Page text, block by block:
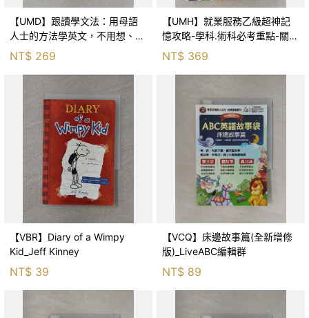
【UMD】跟讀學文法：用母語
人士的方法學英文，不用想、直
接說，就是正確的文法！_外文
列車
NT$ 269
【UMH】就業服務乙級超神記
憶攻略-學科.術科必考重點-關鍵
記憶+精選試題(一品)_林閔政
NT$ 369
【VBR】Diary of a Wimpy
Kid_Jeff Kinney
NT$ 39
【VCQ】床邊故事篇(全新增修
版)_LiveABC編輯群
NT$ 89